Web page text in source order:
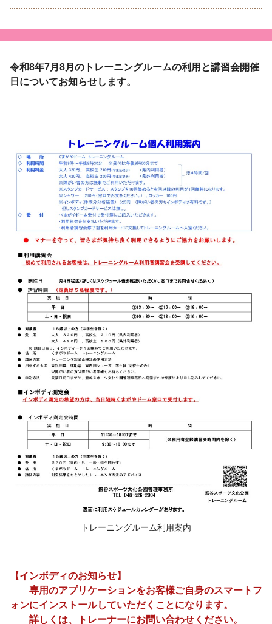
令和8年7月8月のトレーニングルームの利用と講習会開催
日についてお知らせします。
トレーニングルーム利用案内
【インボディのお知らせ】
専用のアプリケーションをお客様ご自身のスマートフ
ォンにインストールしていただくことになります。
詳しくは、トレーナーにお問い合わせください。